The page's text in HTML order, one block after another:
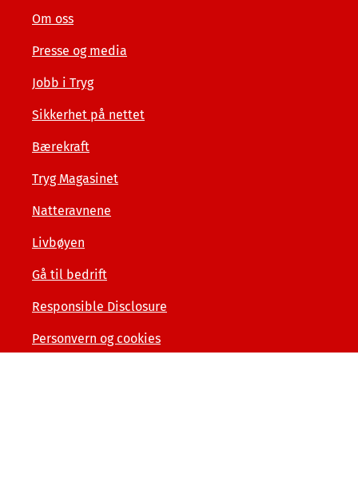
Om oss
Presse og media
Jobb i Tryg
Sikkerhet på nettet
Bærekraft
Tryg Magasinet
Natteravnene
Livbøyen
Gå til bedrift
Responsible Disclosure
Personvern og cookies